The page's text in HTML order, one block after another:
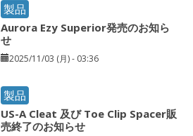
製品
Aurora Ezy Superior発売のお知ら
せ
2025/11/03 (月) - 03:36
製品
US-A Cleat 及び Toe Clip Spacer販
売終了のお知らせ